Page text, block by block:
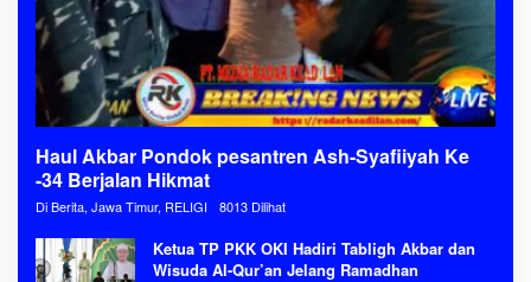
Haul Akbar Pondok pesantren Ash-Syafiiyah Ke
-34 Berjalan Hikmat
Di Berita, Jawa Timur, RELIGI 8013 Dilihat
Ketua TP PKK OKI Hadiri Tabligh Akbar dan
Wisuda Al-Qur’an Jelang Ramadhan